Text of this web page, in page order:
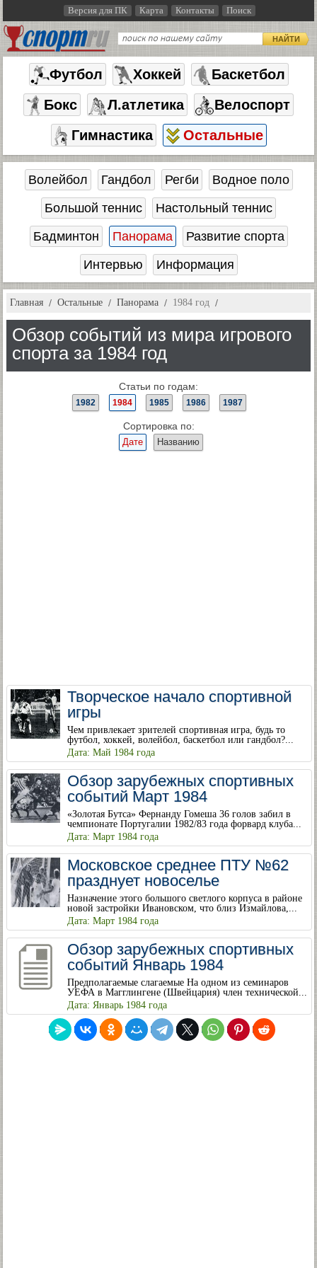
Версия для ПК Карта Контакты Поиск
НАЙТИ
Футбол Хоккей
Баскетбол
Бокс
Л.атлетика
Велоспорт
Гимнастика
Остальные
Волейбол Гандбол Регби
Водное поло
Большой теннис
Настольный теннис
Бадминтон
Панорама
Развитие спорта
Интервью
Информация
Главная Остальные Панорама 1984 год
Обзор событий из мира игрового
спорта за 1984 год
Статьи по годам:
1982 1984 1985 1986 1987
Сортировка по:
Дате Названию
Творческое начало спортивной
игры
Чем привлекает зрителей спортивная игра, будь то
футбол, хоккей, волейбол, баскетбол или гандбол?...
Дата: Май 1984 года
Обзор зарубежных спортивных
событий Март 1984
«Золотая Бутса» Фернанду Гомеша 36 голов забил в
чемпионате Португалии 1982/83 года форвард клуба...
Дата: Март 1984 года
Московское среднее ПТУ №62
празднует новоселье
Назначение этого большого светлого корпуса в районе
новой застройки Ивановском, что близ Измайлова,...
Дата: Март 1984 года
Обзор зарубежных спортивных
событий Январь 1984
Предполагаемые слагаемые На одном из семинаров
УЕФА в Магглингене (Швейцария) член технической...
Дата: Январь 1984 года